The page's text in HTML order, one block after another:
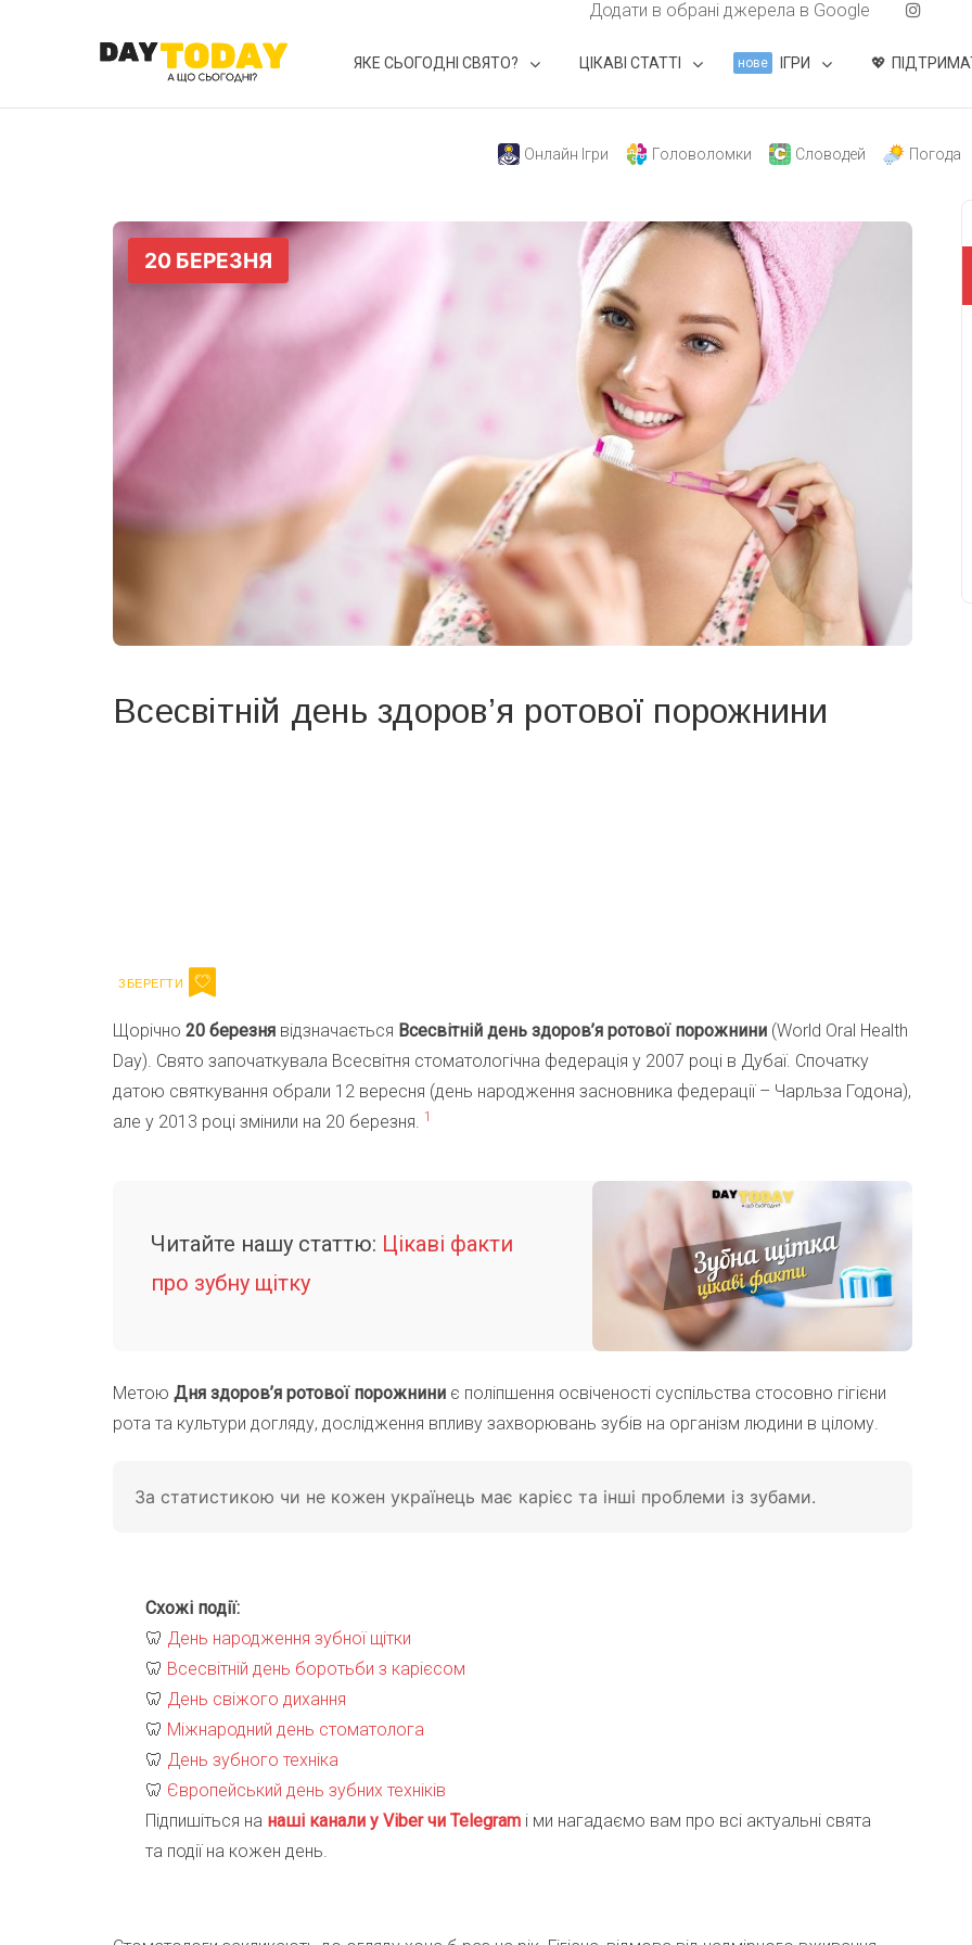
Додати в обрані джерела в Google
ЯКЕ СЬОГОДНІ СВЯТО? ЦІКАВІ СТАТТІ нове ІГРИ
Онлайн Ігри Головоломки Словодей Погода
Всесвітній день здоров’я ротової порожнини
Щорічно 20 березня відзначається Всесвітній день здоров’я ротової порожнини (World Oral Health
Day). Свято започаткувала Всесвітня стоматологічна федерація у 2007 році в Дубаї. Спочатку
датою святкування обрали 12 вересня (день народження засновника федерації – Чарльза Годона),
але у 2013 році змінили на 20 березня. 1
Читайте нашу статтю: Цікаві факти
про зубну щітку
Метою Дня здоров’я ротової порожнини є поліпшення освіченості суспільства стосовно гігієни
рота та культури догляду, дослідження впливу захворювань зубів на організм людини в цілому.
За статистикою чи не кожен українець має карієс та інші проблеми із зубами.
Схожі події:
🦷 День народження зубної щітки
🦷 Всесвітній день боротьби з карієсом
🦷 День свіжого дихання
🦷 Міжнародний день стоматолога
🦷 День зубного техніка
🦷 Європейський день зубних техніків
Підпишіться на наші канали у Viber чи Telegram і ми нагадаємо вам про всі актуальні свята
та події на кожен день.